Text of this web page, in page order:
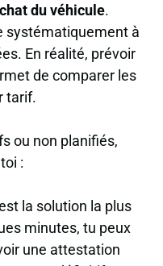
du véhicule.
systématiquement à
En réalité, prévoir
de comparer les
tarif.
ou non planifiés,
:
la solution la plus
minutes, tu peux
une attestation